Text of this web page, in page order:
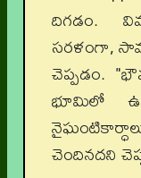
దిగడం.
సరళంగా,
చెప్పడం.
భూమిలో
చెందినదని